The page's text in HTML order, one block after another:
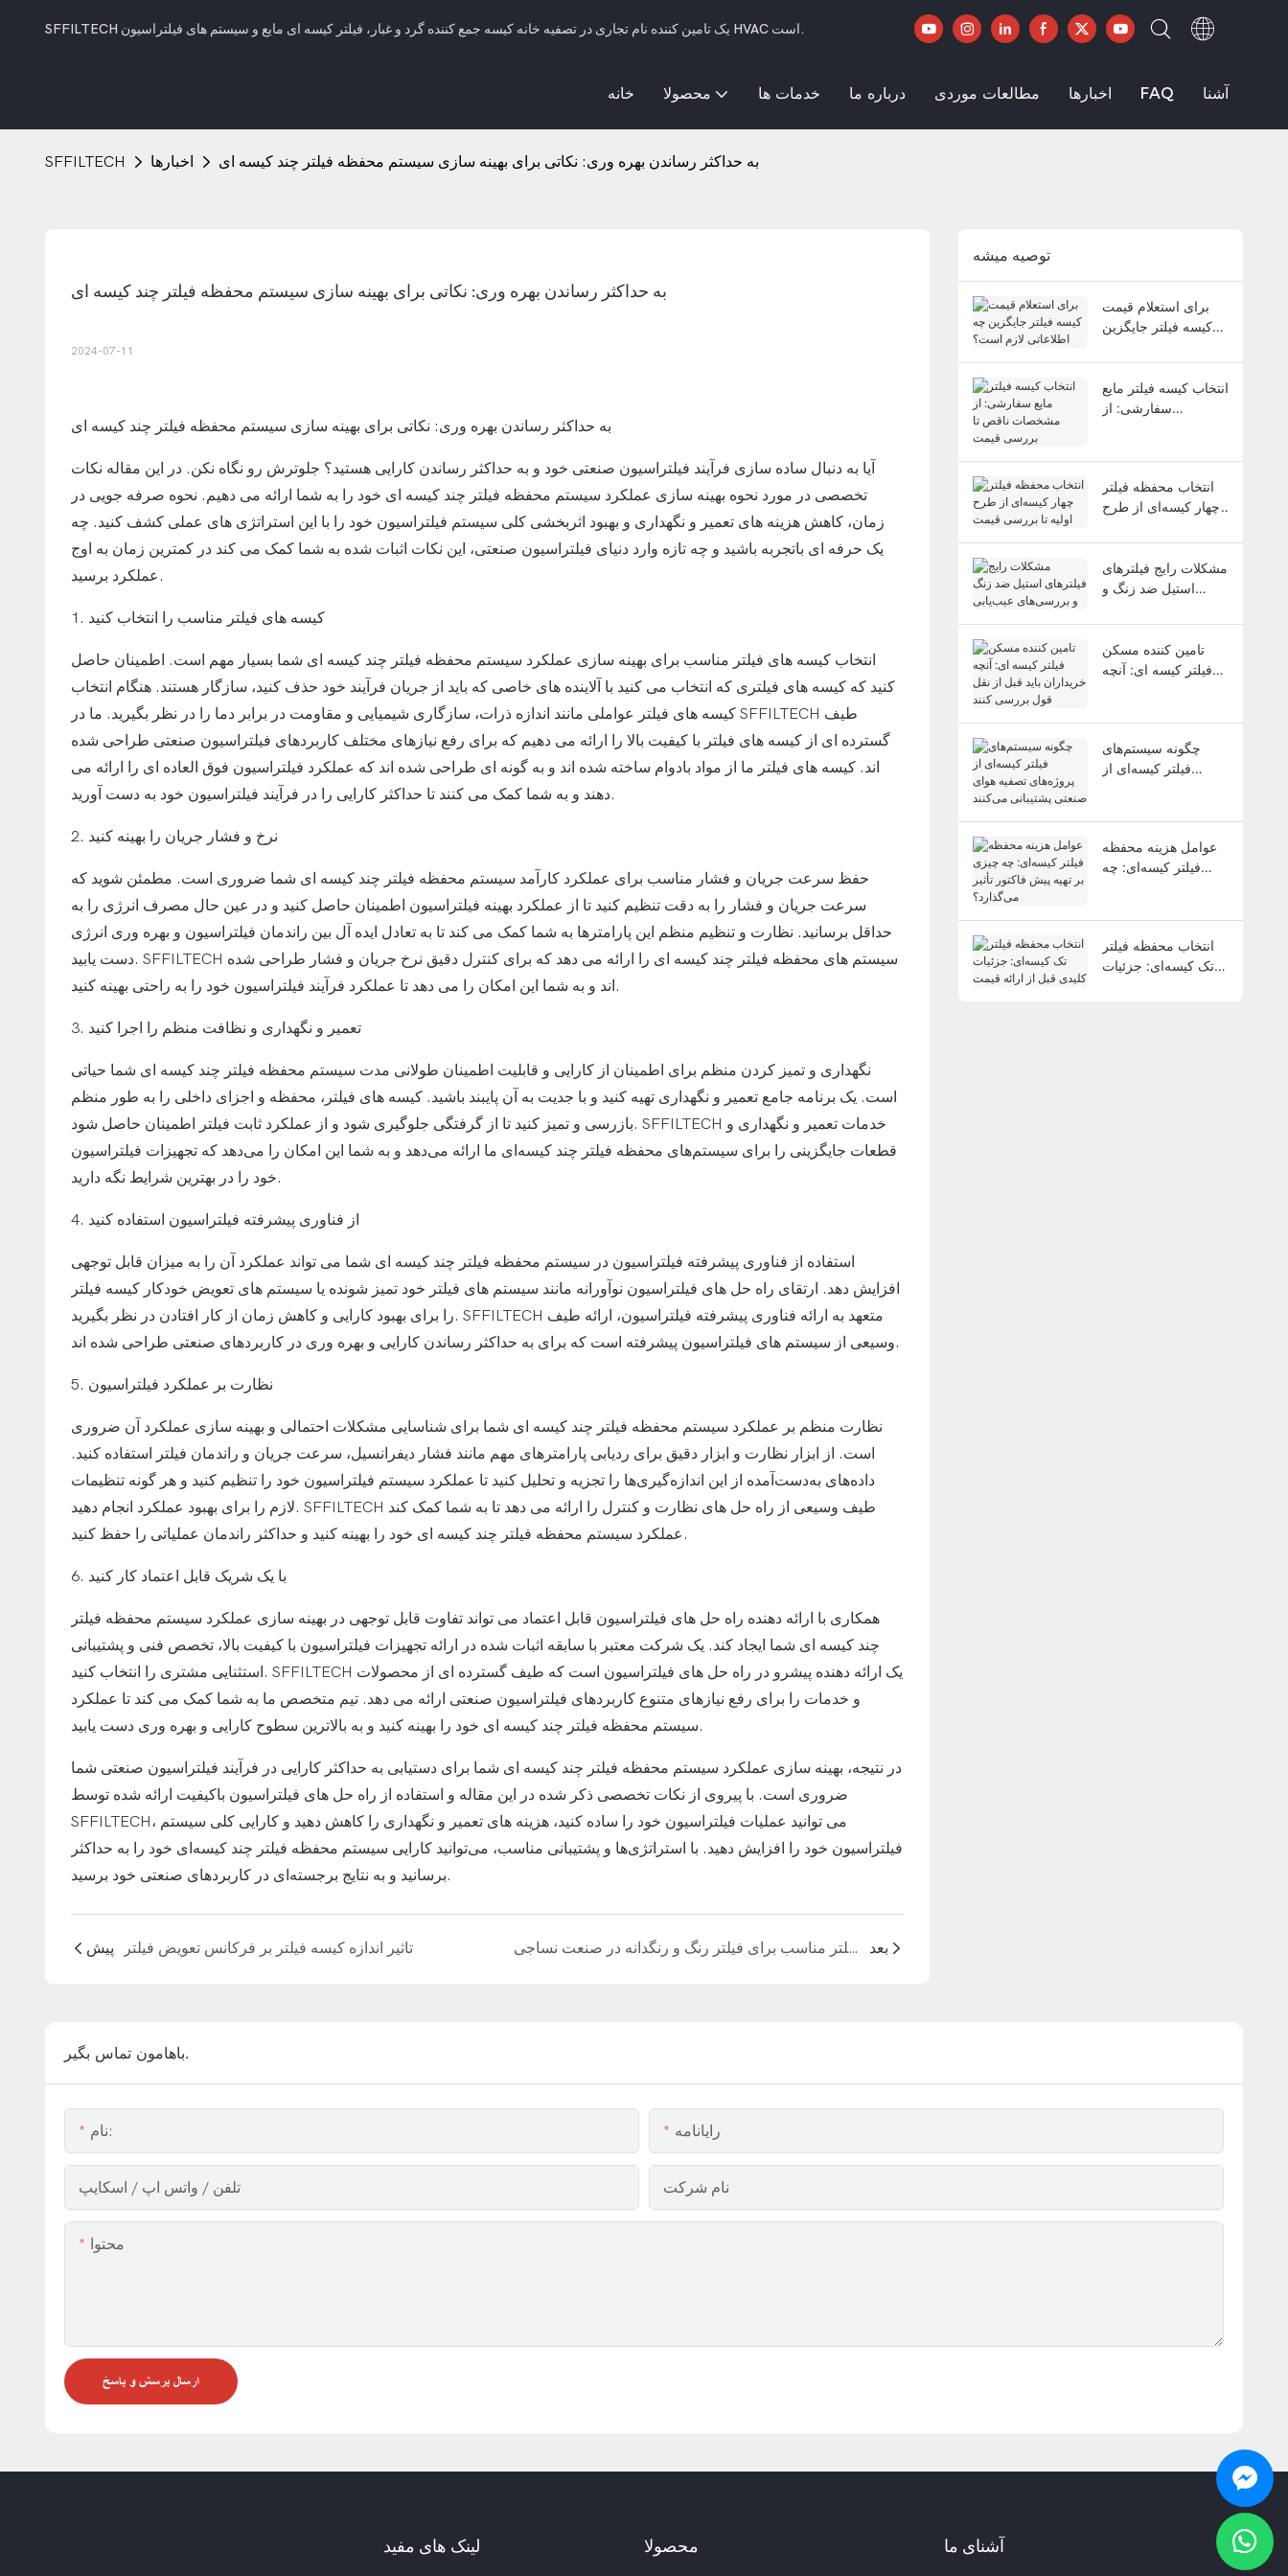
SFFILTECH یک تامین کننده نام تجاری در تصفیه خانه کیسه جمع کننده گرد و غبار، فیلتر کیسه ای مایع و سیستم های فیلتراسیون HVAC است.
خانه محصولا خدمات ها درباره ما مطالعات موردی اخبارها FAQ آشنا
SFFILTECH اخبارها به حداکثر رساندن بهره وری: نکاتی برای بهینه سازی سیستم محفظه فیلتر چند کیسه ای
به حداکثر رساندن بهره وری: نکاتی برای بهینه سازی سیستم محفظه فیلتر چند کیسه ای
2024-07-11
به حداکثر رساندن بهره وری: نکاتی برای بهینه سازی سیستم محفظه فیلتر چند کیسه ای
آیا به دنبال ساده سازی فرآیند فیلتراسیون صنعتی خود و به حداکثر رساندن کارایی هستید؟ جلوترش رو نگاه نکن. در این مقاله نکات
تخصصی در مورد نحوه بهینه سازی عملکرد سیستم محفظه فیلتر چند کیسه ای خود را به شما ارائه می دهیم. نحوه صرفه جویی در
زمان، کاهش هزینه های تعمیر و نگهداری و بهبود اثربخشی کلی سیستم فیلتراسیون خود را با این استراتژی های عملی کشف کنید. چه
یک حرفه ای باتجربه باشید و چه تازه وارد دنیای فیلتراسیون صنعتی، این نکات اثبات شده به شما کمک می کند در کمترین زمان به اوج
عملکرد برسید.
1. کیسه های فیلتر مناسب را انتخاب کنید
انتخاب کیسه های فیلتر مناسب برای بهینه سازی عملکرد سیستم محفظه فیلتر چند کیسه ای شما بسیار مهم است. اطمینان حاصل
کنید که کیسه های فیلتری که انتخاب می کنید با آلاینده های خاصی که باید از جریان فرآیند خود حذف کنید، سازگار هستند. هنگام انتخاب
کیسه های فیلتر عواملی مانند اندازه ذرات، سازگاری شیمیایی و مقاومت در برابر دما را در نظر بگیرید. ما در SFFILTECH طیف
گسترده ای از کیسه های فیلتر با کیفیت بالا را ارائه می دهیم که برای رفع نیازهای مختلف کاربردهای فیلتراسیون صنعتی طراحی شده
اند. کیسه های فیلتر ما از مواد بادوام ساخته شده اند و به گونه ای طراحی شده اند که عملکرد فیلتراسیون فوق العاده ای را ارائه می
دهند و به شما کمک می کنند تا حداکثر کارایی را در فرآیند فیلتراسیون خود به دست آورید.
2. نرخ و فشار جریان را بهینه کنید
حفظ سرعت جریان و فشار مناسب برای عملکرد کارآمد سیستم محفظه فیلتر چند کیسه ای شما ضروری است. مطمئن شوید که
سرعت جریان و فشار را به دقت تنظیم کنید تا از عملکرد بهینه فیلتراسیون اطمینان حاصل کنید و در عین حال مصرف انرژی را به
حداقل برسانید. نظارت و تنظیم منظم این پارامترها به شما کمک می کند تا به تعادل ایده آل بین راندمان فیلتراسیون و بهره وری انرژی
دست یابید. SFFILTECH سیستم های محفظه فیلتر چند کیسه ای را ارائه می دهد که برای کنترل دقیق نرخ جریان و فشار طراحی شده
اند و به شما این امکان را می دهد تا عملکرد فرآیند فیلتراسیون خود را به راحتی بهینه کنید.
3. تعمیر و نگهداری و نظافت منظم را اجرا کنید
نگهداری و تمیز کردن منظم برای اطمینان از کارایی و قابلیت اطمینان طولانی مدت سیستم محفظه فیلتر چند کیسه ای شما حیاتی
است. یک برنامه جامع تعمیر و نگهداری تهیه کنید و با جدیت به آن پایبند باشید. کیسه های فیلتر، محفظه و اجزای داخلی را به طور منظم
بازرسی و تمیز کنید تا از گرفتگی جلوگیری شود و از عملکرد ثابت فیلتر اطمینان حاصل شود. SFFILTECH خدمات تعمیر و نگهداری و
قطعات جایگزینی را برای سیستم‌های محفظه فیلتر چند کیسه‌ای ما ارائه می‌دهد و به شما این امکان را می‌دهد که تجهیزات فیلتراسیون
خود را در بهترین شرایط نگه دارید.
4. از فناوری پیشرفته فیلتراسیون استفاده کنید
استفاده از فناوری پیشرفته فیلتراسیون در سیستم محفظه فیلتر چند کیسه ای شما می تواند عملکرد آن را به میزان قابل توجهی
افزایش دهد. ارتقای راه حل های فیلتراسیون نوآورانه مانند سیستم های فیلتر خود تمیز شونده یا سیستم های تعویض خودکار کیسه فیلتر
را برای بهبود کارایی و کاهش زمان از کار افتادن در نظر بگیرید. SFFILTECH متعهد به ارائه فناوری پیشرفته فیلتراسیون، ارائه طیف
وسیعی از سیستم های فیلتراسیون پیشرفته است که برای به حداکثر رساندن کارایی و بهره وری در کاربردهای صنعتی طراحی شده اند.
5. نظارت بر عملکرد فیلتراسیون
نظارت منظم بر عملکرد سیستم محفظه فیلتر چند کیسه ای شما برای شناسایی مشکلات احتمالی و بهینه سازی عملکرد آن ضروری
است. از ابزار نظارت و ابزار دقیق برای ردیابی پارامترهای مهم مانند فشار دیفرانسیل، سرعت جریان و راندمان فیلتر استفاده کنید.
داده‌های به‌دست‌آمده از این اندازه‌گیری‌ها را تجزیه و تحلیل کنید تا عملکرد سیستم فیلتراسیون خود را تنظیم کنید و هر گونه تنظیمات
لازم را برای بهبود عملکرد انجام دهید. SFFILTECH طیف وسیعی از راه حل های نظارت و کنترل را ارائه می دهد تا به شما کمک کند
عملکرد سیستم محفظه فیلتر چند کیسه ای خود را بهینه کنید و حداکثر راندمان عملیاتی را حفظ کنید.
6. با یک شریک قابل اعتماد کار کنید
همکاری با ارائه دهنده راه حل های فیلتراسیون قابل اعتماد می تواند تفاوت قابل توجهی در بهینه سازی عملکرد سیستم محفظه فیلتر
چند کیسه ای شما ایجاد کند. یک شرکت معتبر با سابقه اثبات شده در ارائه تجهیزات فیلتراسیون با کیفیت بالا، تخصص فنی و پشتیبانی
استثنایی مشتری را انتخاب کنید. SFFILTECH یک ارائه دهنده پیشرو در راه حل های فیلتراسیون است که طیف گسترده ای از محصولات
و خدمات را برای رفع نیازهای متنوع کاربردهای فیلتراسیون صنعتی ارائه می دهد. تیم متخصص ما به شما کمک می کند تا عملکرد
سیستم محفظه فیلتر چند کیسه ای خود را بهینه کنید و به بالاترین سطوح کارایی و بهره وری دست یابید.
در نتیجه، بهینه سازی عملکرد سیستم محفظه فیلتر چند کیسه ای شما برای دستیابی به حداکثر کارایی در فرآیند فیلتراسیون صنعتی شما
ضروری است. با پیروی از نکات تخصصی ذکر شده در این مقاله و استفاده از راه حل های فیلتراسیون باکیفیت ارائه شده توسط
SFFILTECH، می توانید عملیات فیلتراسیون خود را ساده کنید، هزینه های تعمیر و نگهداری را کاهش دهید و کارایی کلی سیستم
فیلتراسیون خود را افزایش دهید. با استراتژی‌ها و پشتیبانی مناسب، می‌توانید کارایی سیستم محفظه فیلتر چند کیسه‌ای خود را به حداکثر
برسانید و به نتایج برجسته‌ای در کاربردهای صنعتی خود برسید.
پیش تاثیر اندازه کیسه فیلتر بر فرکانس تعویض فیلتر یافتن کیسه های فیلتر مناسب برای فیلتر رنگ و رنگدانه در صنعت نساجی بعد
توصيه ميشه
برای استعلام قیمت
کیسه فیلتر جایگزین
است؟
انتخاب کیسه فیلتر مایع
سفارشی: از
انتخاب محفظه فیلتر
چهار کیسه‌ای از طرح
مشکلات رایج فیلترهای
استیل ضد زنگ و
تامین کننده مسکن
فیلتر کیسه ای: آنچه
چگونه سیستم‌های
فیلتر کیسه‌ای از
عوامل هزینه محفظه
فیلتر کیسه‌ای: چه
انتخاب محفظه فیلتر
تک کیسه‌ای: جزئیات
باهامون تماس بگير.
نام: رایانامه
تلفن / واتس اپ / اسکایپ نام شرکت
محتوا
ارسال پرسش و پاسخ
لینک های مفید محصولا آشنای ما